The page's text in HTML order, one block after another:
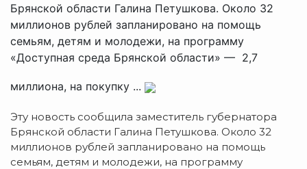
Брянской области Галина Петушкова. Около 32
миллионов рублей запланировано на помощь
семьям, детям и молодежи, на программу
«Доступная среда Брянской области» — 2,7
миллиона, на покупку ...
Эту новость сообщила заместитель губернатора
Брянской области Галина Петушкова. Около 32
миллионов рублей запланировано на помощь
семьям, детям и молодежи, на программу